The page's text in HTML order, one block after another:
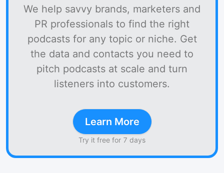
We help savvy brands, marketers and
PR professionals to find the right
podcasts for any topic or niche. Get
the data and contacts you need to
pitch podcasts at scale and turn
listeners into customers.
Learn More
Try it free for 7 days